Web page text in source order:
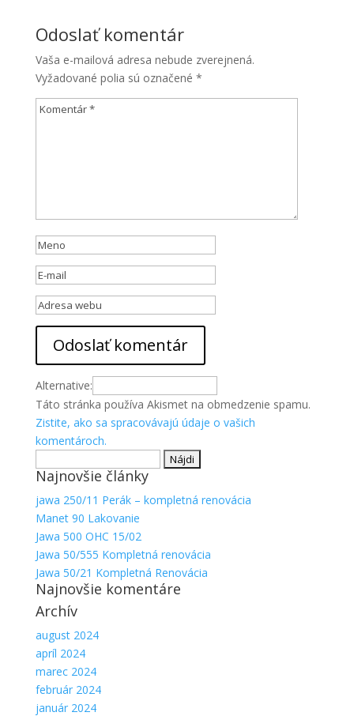
Odoslať komentár
Vaša e-mailová adresa nebude zverejnená.
Vyžadované polia sú označené *
Alternative:
Táto stránka používa Akismet na obmedzenie spamu.
Zistite, ako sa spracovávajú údaje o vašich
komentároch.
Najnovšie články
jawa 250/11 Perák – kompletná renovácia
Manet 90 Lakovanie
Jawa 500 OHC 15/02
Jawa 50/555 Kompletná renovácia
Jawa 50/21 Kompletná Renovácia
Najnovšie komentáre
Archív
august 2024
apríl 2024
marec 2024
február 2024
január 2024